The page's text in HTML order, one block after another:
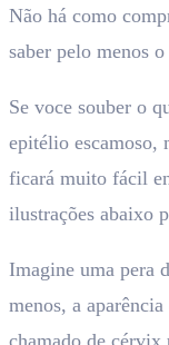
Não há como
saber pelo menos
Se voce souber o
epitélio escamoso,
ficará muito fácil
ilustrações abaixo
Imagine uma pera
menos, a
chamado de